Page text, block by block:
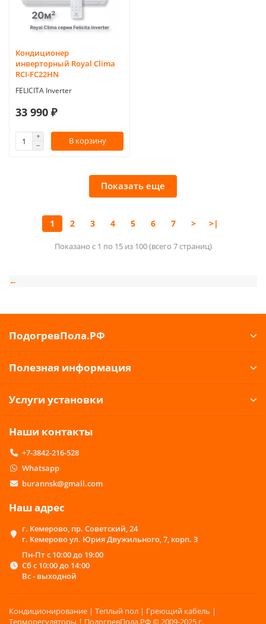
Кондиционер
инверторный Royal Clima
RCI-FC22HN
FELICITA Inverter
33 990 ₽
В корзину
Показать еще
1 2 3 4 5 6 7 > >|
Показано с 1 по 15 из 100 (всего 7 страниц)
←
ПодогревПола.РФ
Полезная информация
Услуги установки
Наши контакты
+7-3842-216-528
Whatsapp
burannsk@gmail.com
Наш адрес
г. Кемерово, пр. Советский, 24
г. Кемерово ул. Юрия Двужильного, 7, корп. 3
Пн-Пт с 10:00 до 19:00
Сб с 10:00 до 14:00
Вс - выходной
Кондиционирование | Теплый пол | Греющий кабель |
Терморегуляторы | ПодогревПола.РФ © 2009-2025 г.